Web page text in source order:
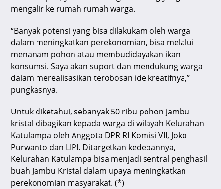
mengalir ke rumah rumah warga.
“Banyak potensi yang bisa dilakukam oleh warga
dalam meningkatkan perekonomian, bisa melalui
menanam pohon atau membudidayakan ikan
konsumsi. Saya akan suport dan mendukung warga
dalam merealisasikan terobosan ide kreatifnya,”
pungkasnya.
Untuk diketahui, sebanyak 50 ribu pohon jambu
kristal dibagikan kepada warga di wilayah Kelurahan
Katulampa oleh Anggota DPR RI Komisi VII, Joko
Purwanto dan LIPI. Ditargetkan kedepannya,
Kelurahan Katulampa bisa menjadi sentral penghasil
buah Jambu Kristal dalam upaya meningkatkan
perekonomian masyarakat. (*)